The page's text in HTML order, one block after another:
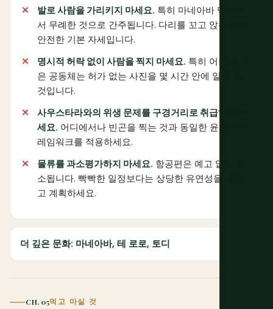
발로 사람을 가리키지 마세요. 특히 마네아바 맥락에
서 무례한 것으로 간주됩니다. 다리를 꼬고 앉는 것이
안전한 기본 자세입니다.
명시적 허락 없이 사람을 찍지 마세요. 특히 어린이; 작
은 공동체는 허가 없는 사진을 몇 시간 안에 알게 될
것입니다.
사우스타라와의 위생 문제를 구경거리로 취급하지 마
세요. 어디에서나 빈곤을 찍는 것과 동일한 윤리적 프
레임워크를 적용하세요.
물류를 과소평가하지 마세요. 항공편은 예고 없이 취
소됩니다. 빡빡한 일정보다는 상당한 유연성을 가지
고 계획하세요.
더 깊은 문화: 마네아바, 테 로로, 토디
CH. 05먹고 마실 것